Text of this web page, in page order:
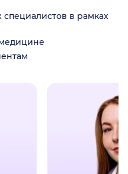
в рамках